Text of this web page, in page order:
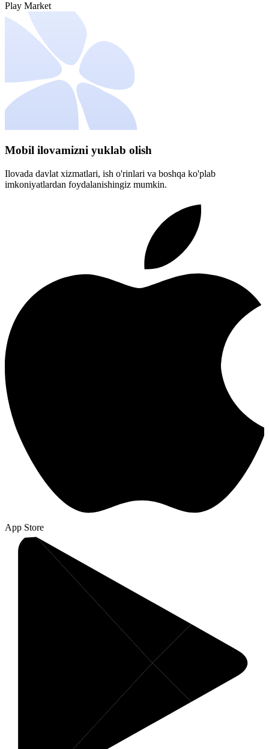
Play Market
Mobil ilovamizni yuklab olish
Ilovada davlat xizmatlari, ish o'rinlari va boshqa ko'plab
imkoniyatlardan foydalanishingiz mumkin.
App Store